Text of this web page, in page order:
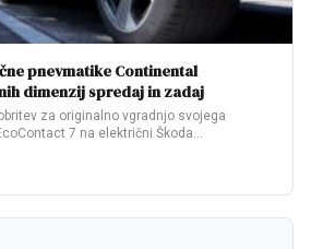
pnevmatike Continental
dimenzij spredaj in zadaj
za originalno vgradnjo svojega
7 na električni Škoda…